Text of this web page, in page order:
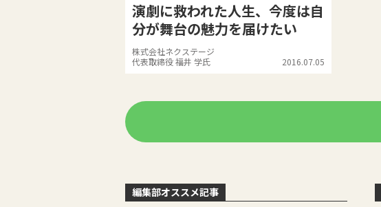
演劇に救われた人生、今度は自
分が舞台の魅力を届けたい
株式会社ネクステージ
代表取締役 福井 学氏
2016.07.05
編集部オススメ記事